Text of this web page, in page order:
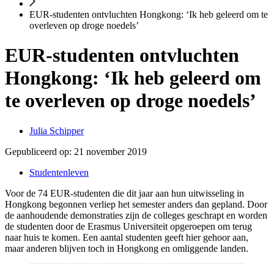
EUR-studenten ontvluchten Hongkong: ‘Ik heb geleerd om te
overleven op droge noedels’
EUR-studenten ontvluchten
Hongkong: ‘Ik heb geleerd om
te overleven op droge noedels’
Julia Schipper
Gepubliceerd op: 21 november 2019
Studentenleven
Voor de 74 EUR-studenten die dit jaar aan hun uitwisseling in
Hongkong begonnen verliep het semester anders dan gepland. Door
de aanhoudende demonstraties zijn de colleges geschrapt en worden
de studenten door de Erasmus Universiteit opgeroepen om terug
naar huis te komen. Een aantal studenten geeft hier gehoor aan,
maar anderen blijven toch in Hongkong en omliggende landen.